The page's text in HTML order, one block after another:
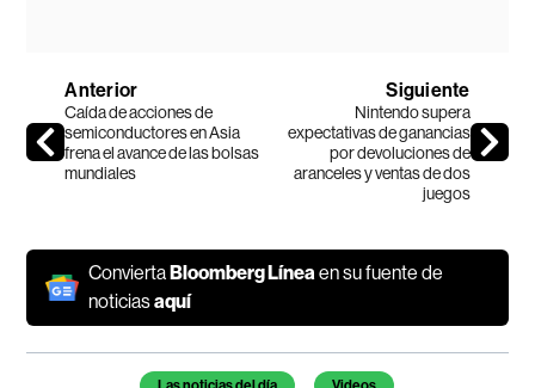
Anterior
Caída de acciones de
semiconductores en Asia
frena el avance de las bolsas
mundiales
Siguiente
Nintendo supera
expectativas de ganancias
por devoluciones de
aranceles y ventas de dos
juegos
ConviertaBloomberg Líneaen su fuente de
noticiasaquí
Temas de este artículo